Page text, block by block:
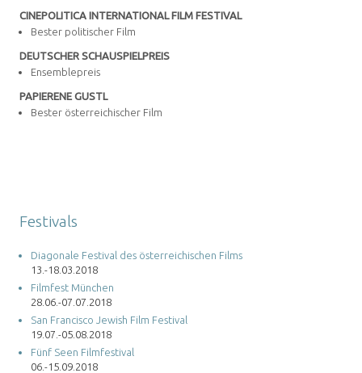
CINEPOLITICA INTERNATIONAL FILM FESTIVAL
Bester politischer Film
DEUTSCHER SCHAUSPIELPREIS
Ensemblepreis
PAPIERENE GUSTL
Bester österreichischer Film
Festivals
Diagonale Festival des österreichischen Films
13.-18.03.2018
Filmfest München
28.06.-07.07.2018
San Francisco Jewish Film Festival
19.07.-05.08.2018
Fünf Seen Filmfestival
06.-15.09.2018